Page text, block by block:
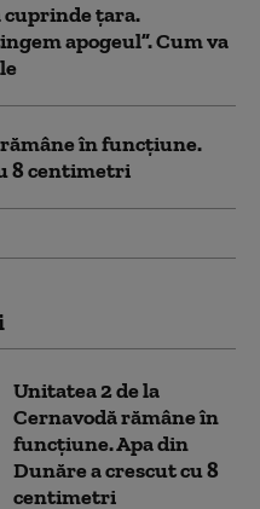
cuprinde țara.
apogeul”. Cum va
în funcțiune.
8 centimetri
Unitatea 2 de la
Cernavodă rămâne în
funcțiune. Apa din
Dunăre a crescut cu 8
centimetri